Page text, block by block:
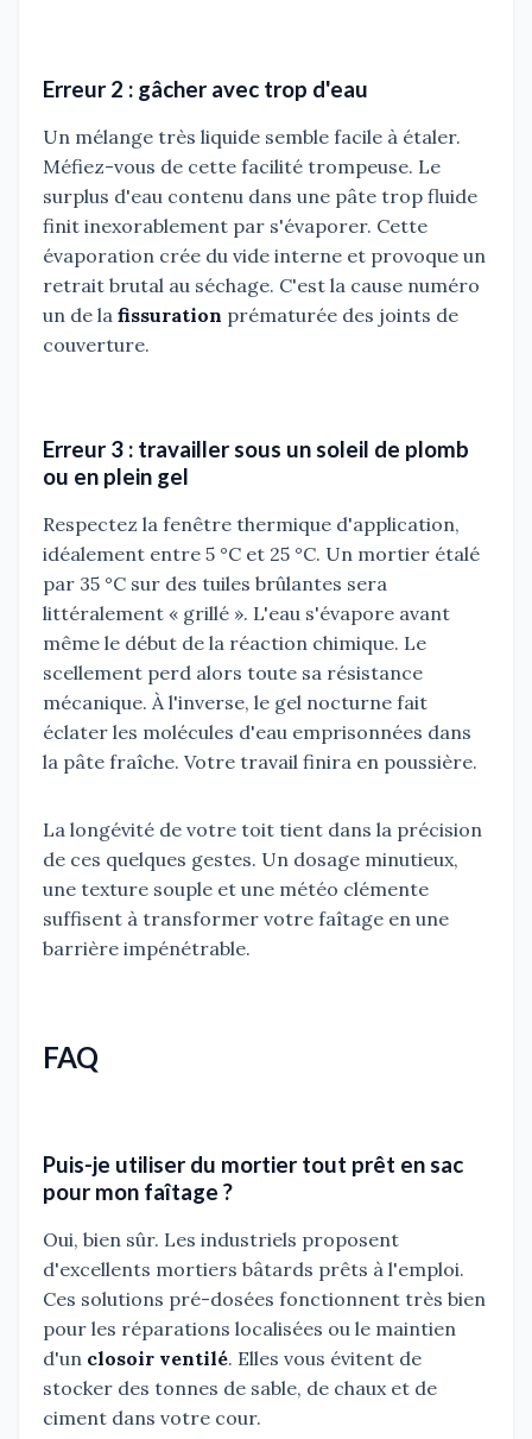
Erreur 2 : gâcher avec trop d'eau
Un mélange très liquide semble facile à étaler.
Méfiez-vous de cette facilité trompeuse. Le
surplus d'eau contenu dans une pâte trop fluide
finit inexorablement par s'évaporer. Cette
évaporation crée du vide interne et provoque un
retrait brutal au séchage. C'est la cause numéro
un de la fissuration prématurée des joints de
couverture.
Erreur 3 : travailler sous un soleil de plomb
ou en plein gel
Respectez la fenêtre thermique d'application,
idéalement entre 5 °C et 25 °C. Un mortier étalé
par 35 °C sur des tuiles brûlantes sera
littéralement « grillé ». L'eau s'évapore avant
même le début de la réaction chimique. Le
scellement perd alors toute sa résistance
mécanique. À l'inverse, le gel nocturne fait
éclater les molécules d'eau emprisonnées dans
la pâte fraîche. Votre travail finira en poussière.
La longévité de votre toit tient dans la précision
de ces quelques gestes. Un dosage minutieux,
une texture souple et une météo clémente
suffisent à transformer votre faîtage en une
barrière impénétrable.
FAQ
Puis-je utiliser du mortier tout prêt en sac
pour mon faîtage ?
Oui, bien sûr. Les industriels proposent
d'excellents mortiers bâtards prêts à l'emploi.
Ces solutions pré-dosées fonctionnent très bien
pour les réparations localisées ou le maintien
d'un closoir ventilé. Elles vous évitent de
stocker des tonnes de sable, de chaux et de
ciment dans votre cour.